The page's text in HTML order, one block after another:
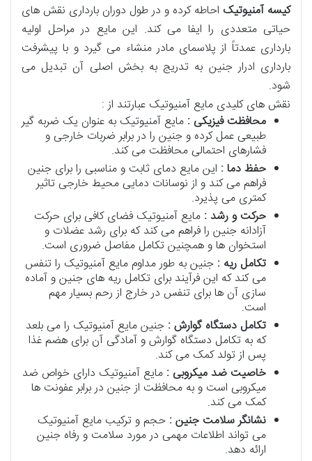
کیسه آمنیوتیک احاطه کرده و در طول دوران بارداری نقش های
حیاتی متعددی را ایفا می کند. این مایع در مراحل اولیه
بارداری عمدتاً از پلاسمای مادر منشاء می گیرد و با پیشرفت
بارداری ادرار جنین به تدریج به بخش اصلی آن تبدیل می
شود.
نقش های کلیدی مایع آمنیوتیک عبارتند از :
محافظت فیزیکی : مایع آمنیوتیک به عنوان یک ضربه گیر
طبیعی عمل کرده و جنین را در برابر ضربات خارجی و
فشارهای احتمالی محافظت می کند.
حفظ دما : این مایع دمای ثابت و مناسبی را برای جنین
فراهم می کند و از نوسانات دمایی محیط خارجی تاثیر
کمتری می پذیرد.
حرکت و رشد : مایع آمنیوتیک فضای کافی برای حرکت
آزادانه جنین را فراهم می کند که برای رشد عضلات و
استخوان ها و همچنین تکامل مفاصل ضروری است.
تکامل ریه : جنین به طور مداوم مایع آمنیوتیک را تنفس
می کند که این فرآیند برای تکامل ریه های جنین و آماده
سازی آن ها برای تنفس در خارج از رحم بسیار مهم
است.
تکامل دستگاه گوارش : جنین مایع آمنیوتیک را می بلعد
که به تکامل دستگاه گوارش و آمادگی آن برای هضم غذا
پس از تولد کمک می کند.
خاصیت ضد میکروبی : مایع آمنیوتیک دارای خواص ضد
میکروبی است و به محافظت از جنین در برابر عفونت ها
کمک می کند.
نشانگر سلامت جنین : حجم و ترکیب مایع آمنیوتیک
می تواند اطلاعات مهمی در مورد سلامت و رفاه جنین
ارائه دهد.